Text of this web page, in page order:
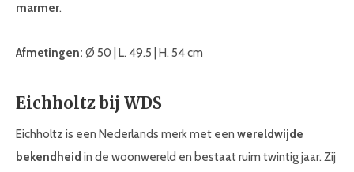
marmer.
Afmetingen: Ø 50 | L. 49.5 | H. 54 cm
Eichholtz bij WDS
Eichholtz is een Nederlands merk met een wereldwijde
bekendheid in de woonwereld en bestaat ruim twintig jaar. Zij